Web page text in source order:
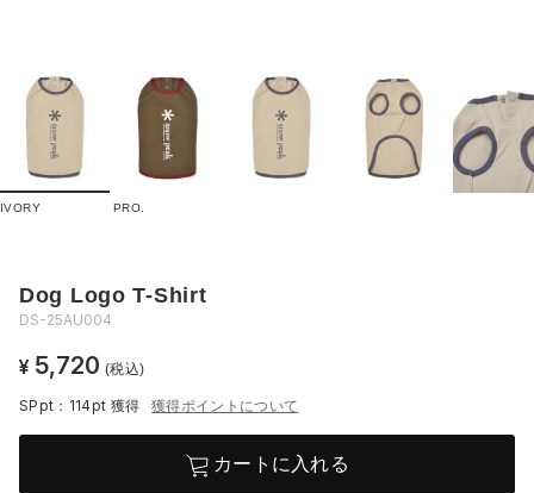
IVORY PRO.
Dog Logo T-Shirt
DS-25AU004
¥ 5,720 (税込)
SPpt：114pt 獲得 獲得ポイントについて
カートに入れる